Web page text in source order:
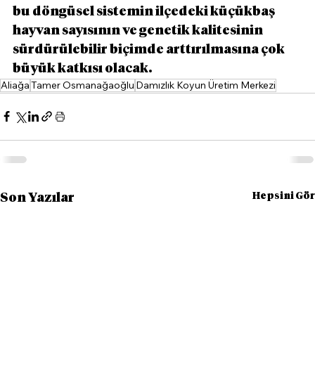
bu döngüsel sistemin ilçedeki küçükbaş
hayvan sayısının ve genetik kalitesinin
sürdürülebilir biçimde arttırılmasına çok
büyük katkısı olacak.
AliağaTamer Osmanağaoğlu Damızlık Koyun Üretim Merkezi
Son Yazılar Hepsini Gör